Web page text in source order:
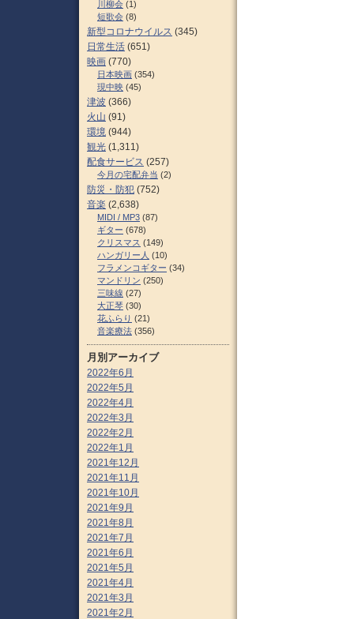
川柳会 (1)
短歌会 (8)
新型コロナウイルス (345)
日常生活 (651)
映画 (770)
日本映画 (354)
現中映 (45)
津波 (366)
火山 (91)
環境 (944)
観光 (1,311)
配食サービス (257)
今月の宅配弁当 (2)
防災・防犯 (752)
音楽 (2,638)
MIDI / MP3 (87)
ギター (678)
クリスマス (149)
ハンガリー人 (10)
フラメンコギター (34)
マンドリン (250)
三味線 (27)
大正琴 (30)
花ふらり (21)
音楽療法 (356)
月別アーカイブ
2022年6月
2022年5月
2022年4月
2022年3月
2022年2月
2022年1月
2021年12月
2021年11月
2021年10月
2021年9月
2021年8月
2021年7月
2021年6月
2021年5月
2021年4月
2021年3月
2021年2月